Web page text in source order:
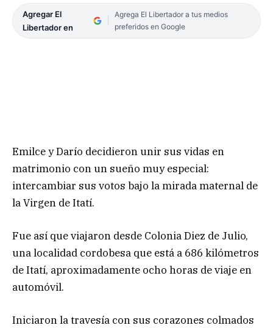
Agregar El
Libertador en
Agrega El Libertador a tus medios
preferidos en Google
Emilce y Darío decidieron unir sus vidas en
matrimonio con un sueño muy especial:
intercambiar sus votos bajo la mirada maternal de
la Virgen de Itatí.
Fue así que viajaron desde Colonia Diez de Julio,
una localidad cordobesa que está a 686 kilómetros
de Itatí, aproximadamente ocho horas de viaje en
automóvil.
Iniciaron la travesía con sus corazones colmados